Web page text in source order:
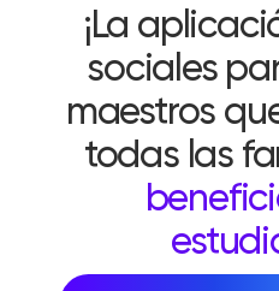
¡La
sociales
maestros
todas las